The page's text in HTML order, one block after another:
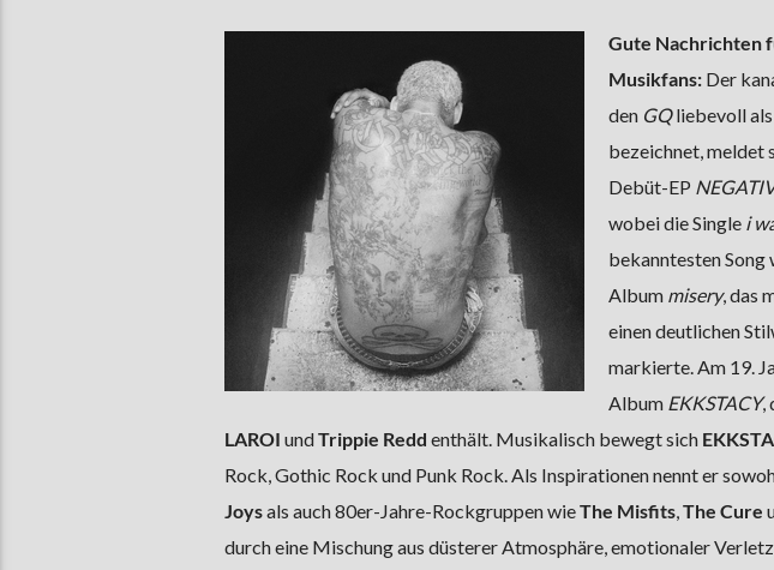
Gute Nachrichten
Musikfans:Der
den GQliebevoll als
bezeichnet, meldet
Debüt-EP
wobei die Single i
bekanntesten
Album misery, das
einen deutlichen
markierte. Am 19.
Album EKKSTACY,
LAROI undTrippie Redd enthält. Musikalisch bewegt sich
Rock, Gothic Rock und Punk Rock. Als Inspirationen nennt er
Joysals auch 80er-Jahre-Rockgruppen wieThe Misfits,The Cure
durch eine Mischung aus düsterer Atmosphäre, emotionaler